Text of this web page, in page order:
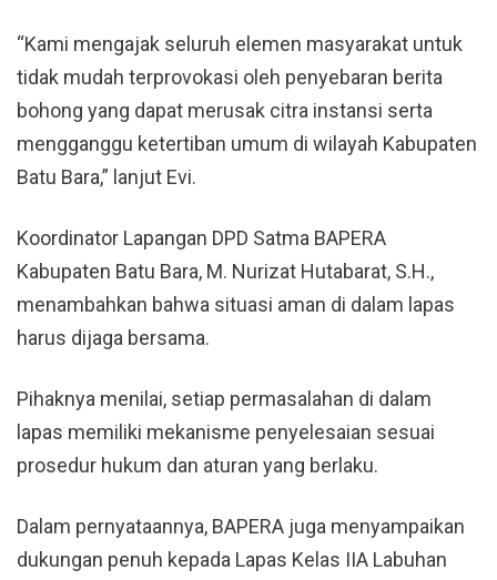
“Kami mengajak seluruh elemen masyarakat untuk
tidak mudah terprovokasi oleh penyebaran berita
bohong yang dapat merusak citra instansi serta
mengganggu ketertiban umum di wilayah Kabupaten
Batu Bara,” lanjut Evi.
Koordinator Lapangan DPD Satma BAPERA
Kabupaten Batu Bara, M. Nurizat Hutabarat, S.H.,
menambahkan bahwa situasi aman di dalam lapas
harus dijaga bersama.
Pihaknya menilai, setiap permasalahan di dalam
lapas memiliki mekanisme penyelesaian sesuai
prosedur hukum dan aturan yang berlaku.
Dalam pernyataannya, BAPERA juga menyampaikan
dukungan penuh kepada Lapas Kelas IIA Labuhan